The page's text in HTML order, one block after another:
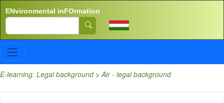
ENvironmental inFOrmation
Search
E-learning: Legal background>Air - legal background